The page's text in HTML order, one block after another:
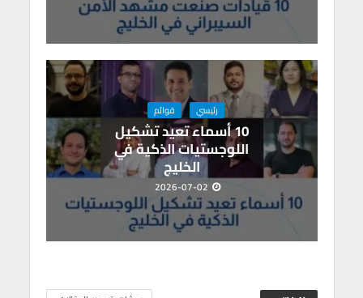
رئيسي قوائم
10 أسماء تعيد تشكيل
اللوجستيات الذكية في
الخليج
2026-07-02